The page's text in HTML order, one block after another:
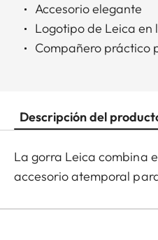
Accesorio elegante
Logotipo de Leica
Compañero práctico
Descripción del
La gorra Leica combina
accesorio atemporal